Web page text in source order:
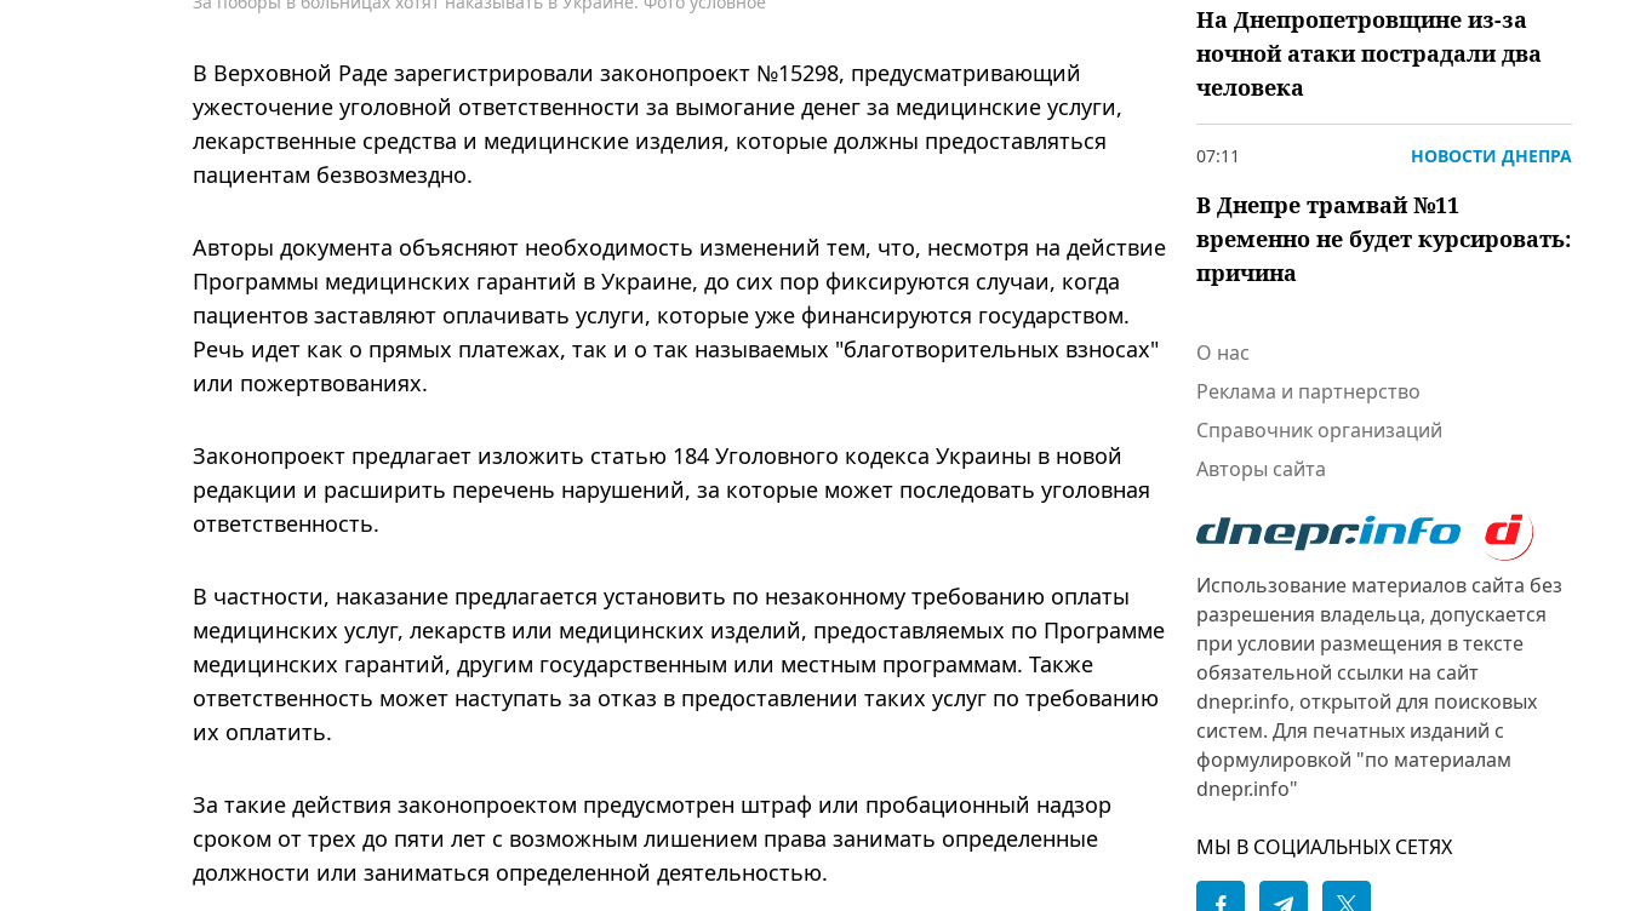
В Верховной Раде зарегистрировали законопроект №15298, предусматривающий
ужесточение уголовной ответственности за вымогание денег за медицинские услуги,
лекарственные средства и медицинские изделия, которые должны предоставляться
пациентам безвозмездно.
Авторы документа объясняют необходимость изменений тем, что, несмотря на действие
Программы медицинских гарантий в Украине, до сих пор фиксируются случаи, когда
пациентов заставляют оплачивать услуги, которые уже финансируются государством.
Речь идет как о прямых платежах, так и о так называемых "благотворительных взносах"
или пожертвованиях.
Законопроект предлагает изложить статью 184 Уголовного кодекса Украины в новой
редакции и расширить перечень нарушений, за которые может последовать уголовная
ответственность.
В частности, наказание предлагается установить по незаконному требованию оплаты
медицинских услуг, лекарств или медицинских изделий, предоставляемых по Программе
медицинских гарантий, другим государственным или местным программам. Также
ответственность может наступать за отказ в предоставлении таких услуг по требованию
их оплатить.
За такие действия законопроектом предусмотрен штраф или пробационный надзор
сроком от трех до пяти лет с возможным лишением права занимать определенные
должности или заниматься определенной деятельностью.
На Днепропетровщине из-за
ночной атаки пострадали два
человека
07:11 НОВОСТИ ДНЕПРА
В Днепре трамвай №11
временно не будет курсировать:
причина
О нас
Реклама и партнерство
Справочник организаций
Авторы сайта
Использование материалов сайта без
разрешения владельца, допускается
при условии размещения в тексте
обязательной ссылки на сайт
dnepr.info, открытой для поисковых
систем. Для печатных изданий с
формулировкой "по материалам
dnepr.info"
МЫ В СОЦИАЛЬНЫХ СЕТЯХ